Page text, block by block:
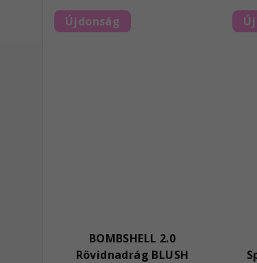
Újdonság
BOMBSHELL 2.0
Rövidnadrág BLUSH